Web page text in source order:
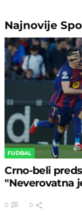
Najnovije
FUDBAL
Crno-beli
"Neverovatna
0 0